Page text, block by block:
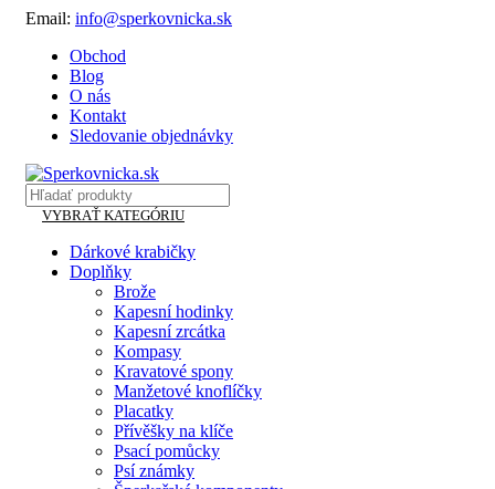
Email: info@sperkovnicka.sk
Obchod
Blog
O nás
Kontakt
Sledovanie objednávky
VYBRAŤ KATEGÓRIU
Dárkové krabičky
Doplňky
Brože
Kapesní hodinky
Kapesní zrcátka
Kompasy
Kravatové spony
Manžetové knoflíčky
Placatky
Přívěšky na klíče
Psací pomůcky
Psí známky